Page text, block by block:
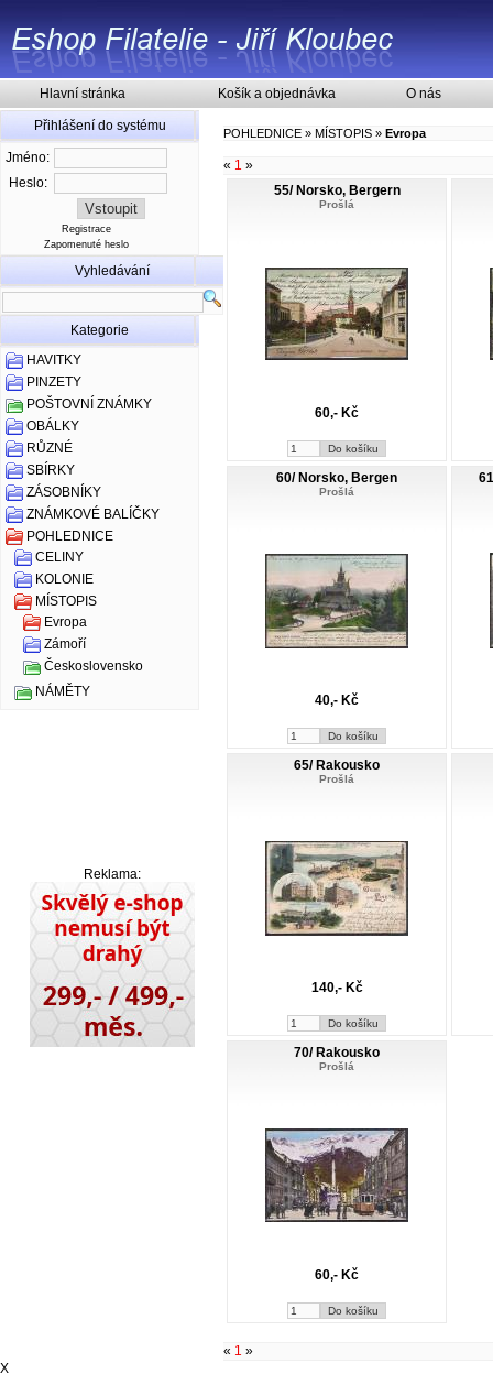
Hlavní stránka Košík a objednávka O nás
Přihlášení do systému
Jméno:
Heslo:
Registrace
Zapomenuté heslo
Vyhledávání
Kategorie
HAVITKY
PINZETY
POŠTOVNÍ ZNÁMKY
OBÁLKY
RŮZNÉ
SBÍRKY
ZÁSOBNÍKY
ZNÁMKOVÉ BALÍČKY
POHLEDNICE
CELINY
KOLONIE
MÍSTOPIS
Evropa
Zámoří
Československo
NÁMĚTY
Reklama:
POHLEDNICE » MÍSTOPIS » Evropa
« 1 »
55/ Norsko, Bergern
Prošlá
60,- Kč
60/ Norsko, Bergen
Prošlá
40,- Kč
65/ Rakousko
Prošlá
140,- Kč
70/ Rakousko
Prošlá
60,- Kč
« 1 »
X